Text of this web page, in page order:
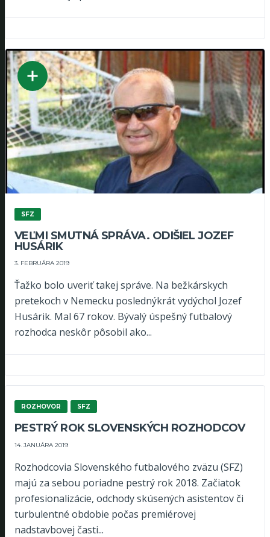
SFZ
VEĽMI SMUTNÁ SPRÁVA. ODIŠIEL JOZEF
HUSÁRIK
3. FEBRUÁRA 2019
Ťažko bolo uveriť takej správe. Na bežkárskych
pretekoch v Nemecku poslednýkrát vydýchol Jozef
Husárik. Mal 67 rokov. Bývalý úspešný futbalový
rozhodca neskôr pôsobil ako...
ROZHOVOR SFZ
PESTRÝ ROK SLOVENSKÝCH ROZHODCOV
14. JANUÁRA 2019
Rozhodcovia Slovenského futbalového zväzu (SFZ)
majú za sebou poriadne pestrý rok 2018. Začiatok
profesionalizácie, odchody skúsených asistentov či
turbulentné obdobie počas premiérovej
nadstavbovej časti...